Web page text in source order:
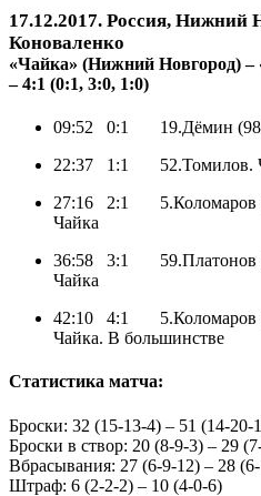
17.12.2017. Россия, Нижний
Коноваленко
«Чайка» (Нижний Новгород)
– 4:1 (0:1, 3:0, 1:0)
09:52 0:1 19.Дёмин
22:37 1:1 52.Томилов.
27:16 2:1 5.Коломаров
Чайка
36:58 3:1 59.Платонов
Чайка
42:10 4:1 5.Коломаров
Чайка. В большинстве
Статистика матча:
Броски: 32 (15-13-4) – 51 (14-20-
Броски в створ: 20 (8-9-3) – 29
Вбрасывания: 27 (6-9-12) – 28
Штраф: 6 (2-2-2) – 10 (4-0-6)